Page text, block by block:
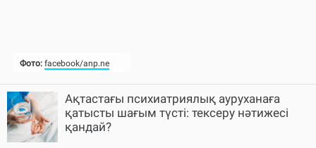
Ақтастағы психиатриялық ауруханаға
қатысты шағым түсті: тексеру нәтижесі
қандай?